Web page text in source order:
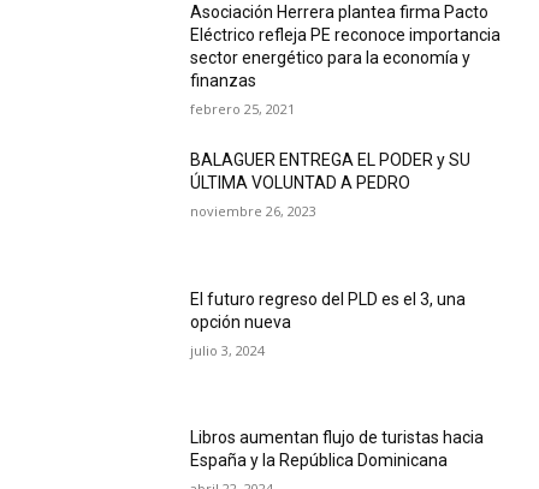
Asociación Herrera plantea firma Pacto
Eléctrico refleja PE reconoce importancia
sector energético para la economía y
finanzas
febrero 25, 2021
BALAGUER ENTREGA EL PODER y SU
ÚLTIMA VOLUNTAD A PEDRO
noviembre 26, 2023
El futuro regreso del PLD es el 3, una
opción nueva
julio 3, 2024
Libros aumentan flujo de turistas hacia
España y la República Dominicana